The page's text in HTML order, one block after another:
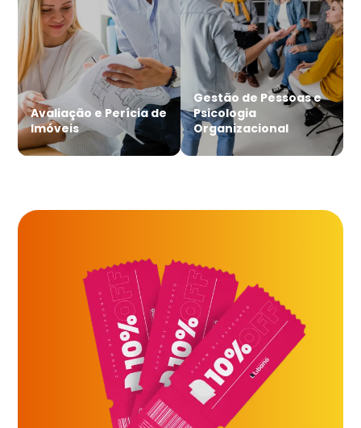
Avaliação e Perícia de
Imóveis
Gestão de Pessoas e
Psicologia
Organizacional